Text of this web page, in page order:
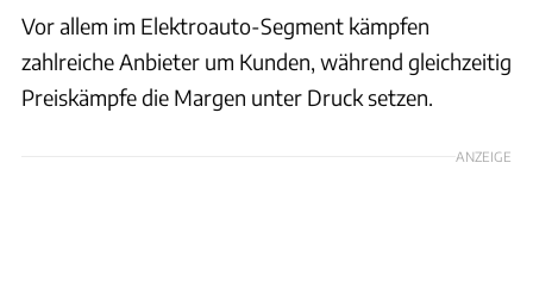
Vor allem im Elektroauto-Segment kämpfen
zahlreiche Anbieter um Kunden, während gleichzeitig
Preiskämpfe die Margen unter Druck setzen.
ANZEIGE